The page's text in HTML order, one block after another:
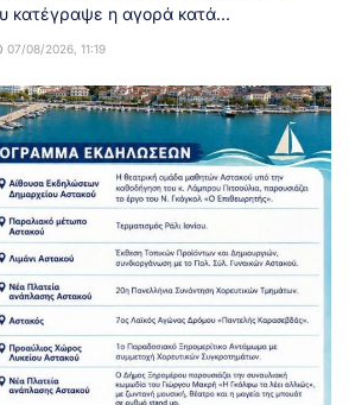
κατέγραψε η αγορά κατά...
07/08/2026, 11:19